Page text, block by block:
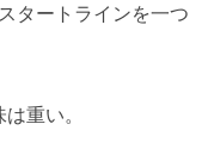
タートラインを一つ
重い。